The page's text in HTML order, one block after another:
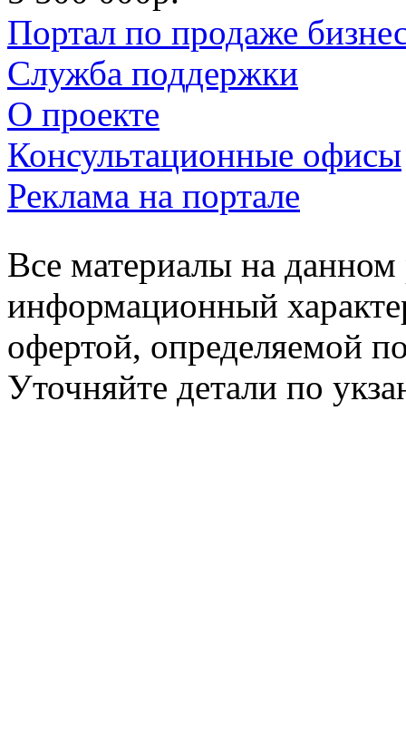
Портал по продаже
Служба поддержки
О проекте
Консультационные офисы
Реклама на портале
Все материалы на данном
информационный
офертой, определяемой
Уточняйте детали по